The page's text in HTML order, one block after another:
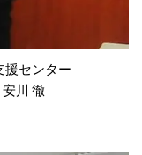
援センター
川 徹